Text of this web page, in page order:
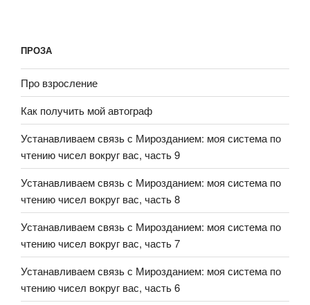
ПРОЗА
Про взросление
Как получить мой автограф
Устанавливаем связь с Мирозданием: моя система по
чтению чисел вокруг вас, часть 9
Устанавливаем связь с Мирозданием: моя система по
чтению чисел вокруг вас, часть 8
Устанавливаем связь с Мирозданием: моя система по
чтению чисел вокруг вас, часть 7
Устанавливаем связь с Мирозданием: моя система по
чтению чисел вокруг вас, часть 6